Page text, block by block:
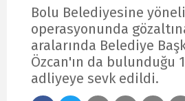
Bolu Belediyesine
operasyonunda
aralarında Belediye
Özcan'ın da bulunduğu
adliyeye sevk edildi.